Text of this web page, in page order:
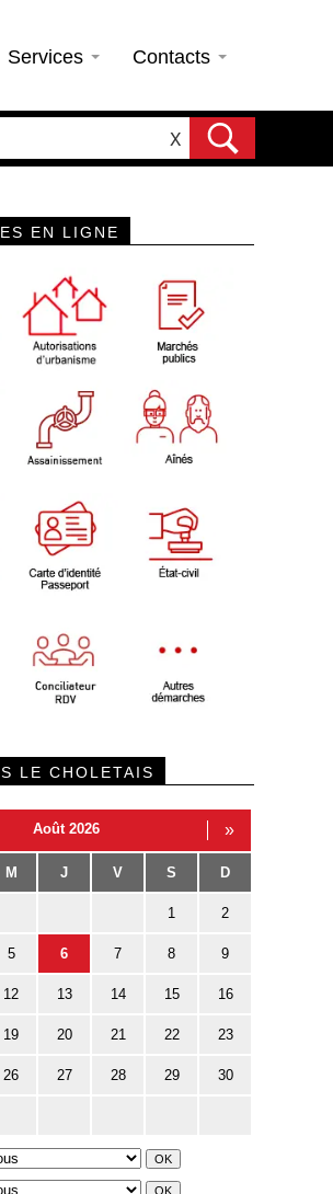
Services Contacts
X
EN LIGNE
LE CHOLETAIS
Août 2026 »
M J V S D
1 2
5 6 7 8 9
12 13 14 15 16
19 20 21 22 23
26 27 28 29 30